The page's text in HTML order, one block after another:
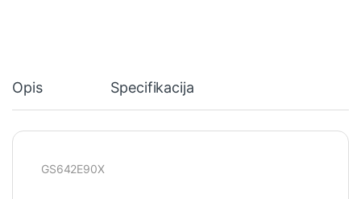
Opis Specifikacija
GS642E90X